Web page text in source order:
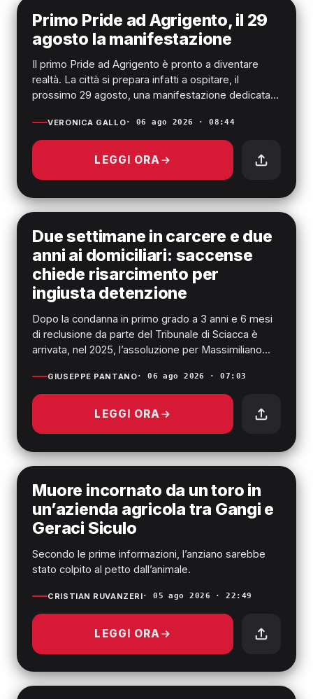
AGRIGENTO
Primo Pride ad Agrigento, il 29
agosto la manifestazione
Il primo Pride ad Agrigento è pronto a diventare
realtà. La città si prepara infatti a ospitare, il
prossimo 29 agosto, una manifestazione dedicata
VERONICA GALLO· 06 ago 2026 · 08:44
LEGGI ORA
SCIACCA
Due settimane in carcere e due
anni ai domiciliari: saccense
chiede risarcimento per
ingiusta detenzione
Dopo la condanna in primo grado a 3 anni e 6 mesi
di reclusione da parte del Tribunale di Sciacca è
arrivata, nel 2025, l’assoluzione per Massimiliano
GIUSEPPE PANTANO· 06 ago 2026 · 07:03
LEGGI ORA
PROVINCIA DI AGRIGENTO
Muore incornato da un toro in
un’azienda agricola tra Gangi e
Geraci Siculo
Secondo le prime informazioni, l’anziano sarebbe
stato colpito al petto dall’animale.
CRISTIAN RUVANZERI· 05 ago 2026 · 22:49
LEGGI ORA